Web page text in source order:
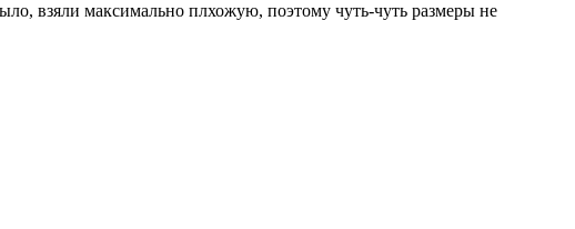
взяли максимально плхожую, поэтому чуть-чуть размеры не